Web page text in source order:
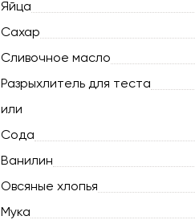
Яйца
Сахар
Сливочное масло
Разрыхлитель для теста
или
Сода
Ванилин
Овсяные хлопья
Мука